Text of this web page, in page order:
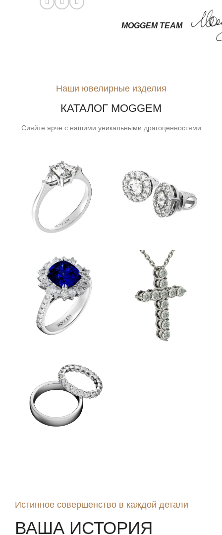
MOGGEM TEAM
Наши ювелирные изделия
КАТАЛОГ MOGGEM
Сияйте ярче с нашими уникальными драгоценностями
ПОМОЛВОЧНЫЕ
КОЛЬЦА
СЕРЬГИ
Истинное совершенство в каждой детали
ВАША ИСТОРИЯ